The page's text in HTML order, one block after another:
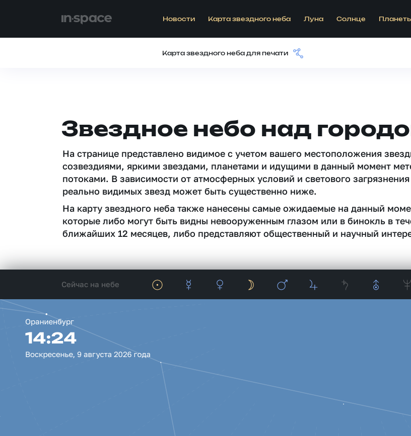
Новости Карта звездного неба Луна Солнце
Карта звездного неба для печати
Звездное небо над
На странице представлено видимое c учетом вашего местоположения
созвездиями, яркими звездами, планетами и идущими в данный момент
потоками. В зависимости от атмосферных условий и светового
реально видимых звезд может быть существенно ниже.
На карту звездного неба также нанесены самые ожидаемые на данный
которые либо могут быть видны невооруженным глазом или в бинокль в
ближайших 12 месяцев, либо представляют общественный и научный
Сейчас на небе